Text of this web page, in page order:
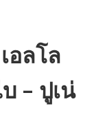
อลโล
– ปูเน่